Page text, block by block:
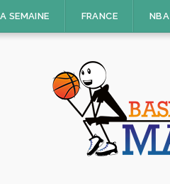
SEMAINE FRANCE NBA